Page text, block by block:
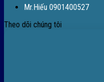
Mr.Hiếu 0901400527
Theo dõi chúng tôi